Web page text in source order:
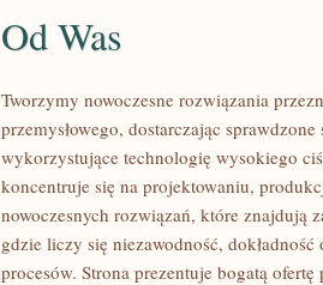
Od Was
Tworzymy nowoczesne rozwiązania
przemysłowego, dostarczając
wykorzystujące technologię wysokiego
koncentruje się na projektowaniu,
nowoczesnych rozwiązań, które znajdują
gdzie liczy się niezawodność,
procesów. Strona prezentuje bogatą ofertę